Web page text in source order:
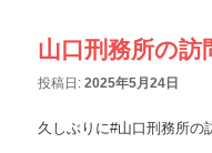
山口刑務所の訪
投稿日:2025年5月24日
久しぶりに#山口刑務所の